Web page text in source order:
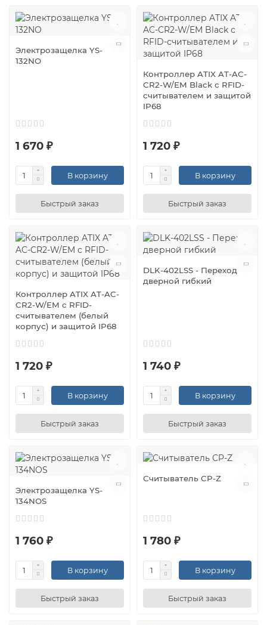
Электрозащелка YS-
132NO
1 670 ₽
В корзину
Быстрый заказ
Контроллер ATIX AT-AC-
CR2-W/EM Black с RFID-
считывателем и защитой
IP68
1 720 ₽
В корзину
Быстрый заказ
Контроллер ATIX AT-AC-
CR2-W/EM с RFID-
считывателем (белый
корпус) и защитой IP68
1 720 ₽
В корзину
Быстрый заказ
DLK-402LSS - Переход
дверной гибкий
1 740 ₽
В корзину
Быстрый заказ
Электрозащелка YS-
134NOS
1 760 ₽
В корзину
Быстрый заказ
Считыватель CP-Z
1 780 ₽
В корзину
Быстрый заказ